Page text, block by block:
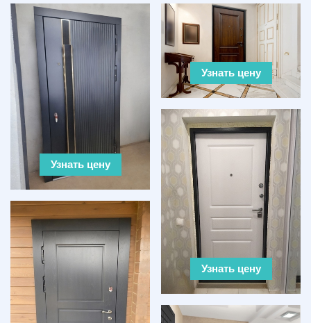
Узнать цену
Узнать цену
Узнать цену